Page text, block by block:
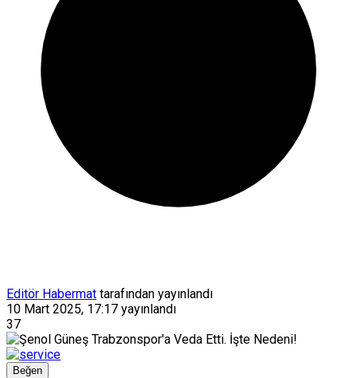
Editör Habermat tarafından yayınlandı
10 Mart 2025, 17:17 yayınlandı
37
Beğen